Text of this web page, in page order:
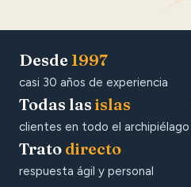
Desde 1997
casi 30 años de experiencia
Todas las islas
clientes en todo el archipiélago
Trato directo
respuesta ágil y personal